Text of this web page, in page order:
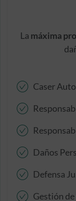
La máxima
Caser
Daños
Defensa
Gestión